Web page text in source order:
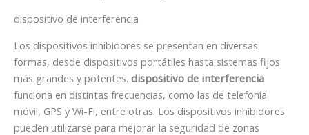
dispositivo de interferencia
Los dispositivos inhibidores se presentan en diversas
formas, desde dispositivos portátiles hasta sistemas fijos
más grandes y potentes. dispositivo de interferencia
funciona en distintas frecuencias, como las de telefonía
móvil, GPS y Wi-Fi, entre otras. Los dispositivos inhibidores
pueden utilizarse para mejorar la seguridad de zonas